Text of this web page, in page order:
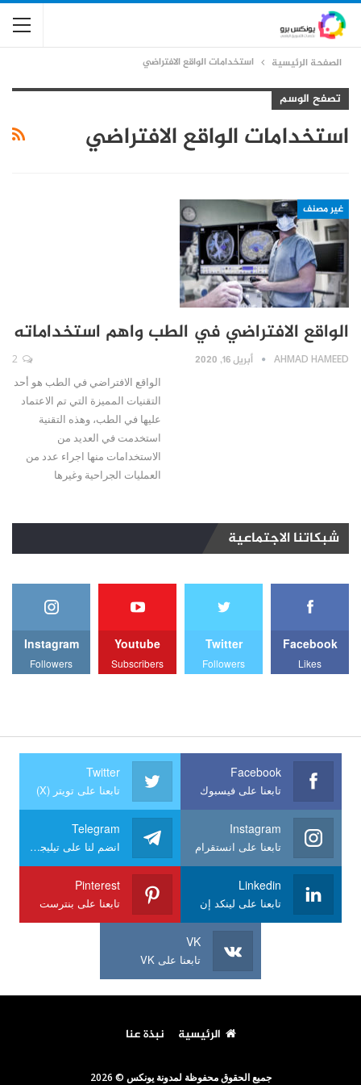
الصفحة الرئيسية استخدامات الواقع الافتراضي
تصفح الوسم
استخدامات الواقع الافتراضي
غير مصنف
الواقع الافتراضي في الطب واهم استخداماته
AHMAD HAMEED أبريل 16, 2020
الواقع الافتراضي في الطب هو أحد
التقنيات المميزة التي تم الاعتماد
عليها في الطب، وهذه التقنية
استخدمت في العديد من
الاستخدامات منها اجراء عدد من
العمليات الجراحية وغيرها
شبكاتنا الاجتماعية
Facebook
Likes
Twitter
Followers
Youtube
Subscribers
Instagram
Followers
Facebook
تابعنا على فيسبوك
Twitter
تابعنا على تويتر (X)
Instagram
تابعنا على انستقرام
Telegram
انضم لنا على تيليجرام
Linkedin
تابعنا على لينكد إن
Pinterest
تابعنا على بنترست
VK
تابعنا على VK
الرئيسية نبذة عنا
جميع الحقوق محفوظة لمدونة يونكس © 2026